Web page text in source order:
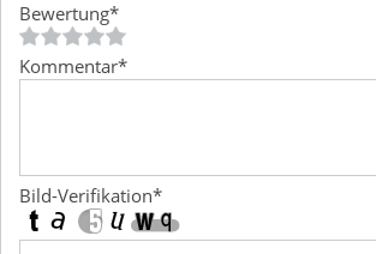
Bewertung*
Kommentar*
Bild-Verifikation*